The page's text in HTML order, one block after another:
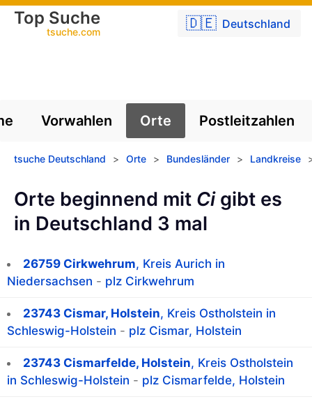
🇩🇪 Deutschland
Top Suche
tsuche.com
Vorwahlen Orte Postleitzahlen
tsuche Deutschland > Orte > Bundesländer > Landkreise
Orte beginnend mit Cigibt es
in Deutschland 3 mal
26759 Cirkwehrum, Kreis Aurich in
Niedersachsen - plz Cirkwehrum
23743 Cismar, Holstein, Kreis Ostholstein in
Schleswig-Holstein - plz Cismar, Holstein
23743 Cismarfelde, Holstein, Kreis Ostholstein
in Schleswig-Holstein - plz Cismarfelde, Holstein